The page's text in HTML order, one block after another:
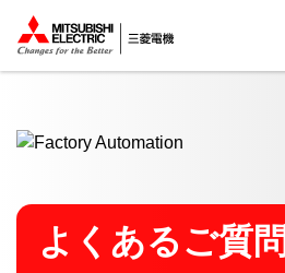
ここから本文
よくあるご質問